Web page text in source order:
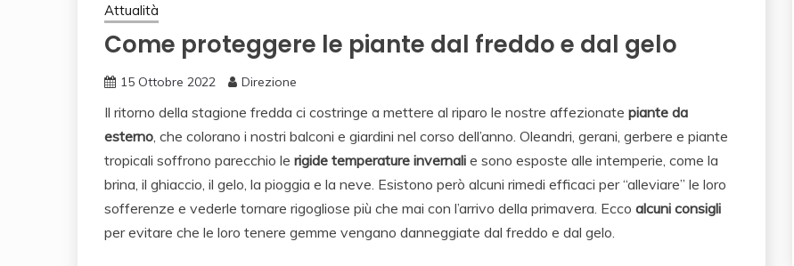
Attualità
Come proteggere le piante dal freddo e dal gelo
15 Ottobre 2022 Direzione
Il ritorno della stagione fredda ci costringe a mettere al riparo le nostre affezionate piante da
esterno, che colorano i nostri balconi e giardini nel corso dell’anno. Oleandri, gerani, gerbere e piante
tropicali soffrono parecchio le rigide temperature invernali e sono esposte alle intemperie, come la
brina, il ghiaccio, il gelo, la pioggia e la neve. Esistono però alcuni rimedi efficaci per “alleviare” le loro
sofferenze e vederle tornare rigogliose più che mai con l’arrivo della primavera. Ecco alcuni consigli
per evitare che le loro tenere gemme vengano danneggiate dal freddo e dal gelo.